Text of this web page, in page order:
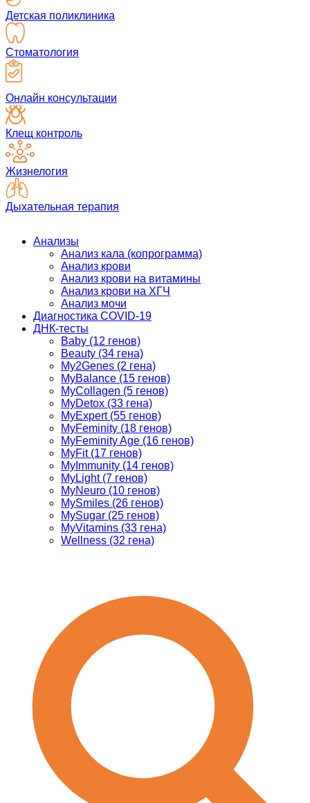
Детская поликлиника
Стоматология
Онлайн консультации
Клещ контроль
Жизнелогия
Дыхательная терапия
Анализы
Анализ кала (копрограмма)
Анализ крови
Анализ крови на витамины
Анализ крови на ХГЧ
Анализ мочи
Диагностика COVID-19
ДНК-тесты
Baby (12 генов)
Beauty (34 гена)
My2Genes (2 гена)
MyBalance (15 генов)
MyCollagen (5 генов)
MyDetox (33 гена)
MyExpert (55 генов)
MyFeminity (18 генов)
MyFeminity Age (16 генов)
MyFit (17 генов)
MyImmunity (14 генов)
MyLight (7 генов)
MyNeuro (10 генов)
MySmiles (26 генов)
MySugar (25 генов)
MyVitamins (33 гена)
Wellness (32 гена)